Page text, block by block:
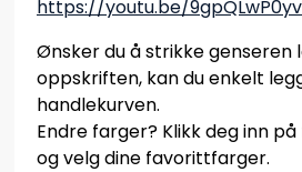
https://youtu.be/
Ønsker du å strikke genseren
oppskriften, kan du enkelt
handlekurven.
Endre farger? Klikk deg inn
og velg dine favorittfarger.